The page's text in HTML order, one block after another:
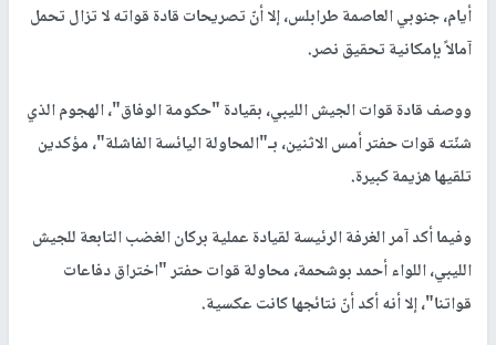
أيام، جنوبي العاصمة طرابلس، إلا أنّ تصريحات قادة قواته لا تزال تحمل
آمالاً بإمكانية تحقيق نصر.
ووصف قادة قوات الجيش الليبي، بقيادة "حكومة الوفاق"، الهجوم الذي
شنّته قوات حفتر أمس الاثنين، بـ"المحاولة اليائسة الفاشلة"، مؤكدين
تلقيها هزيمة كبيرة.
وفيما أكد آمر الغرفة الرئيسة لقيادة عملية بركان الغضب التابعة للجيش
الليبي، اللواء أحمد بوشحمة، محاولة قوات حفتر "اختراق دفاعات
قواتنا"، إلا أنه أكد أنّ نتائجها كانت عكسية.